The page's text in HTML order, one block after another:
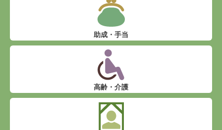
助成・手当
高齢・介護